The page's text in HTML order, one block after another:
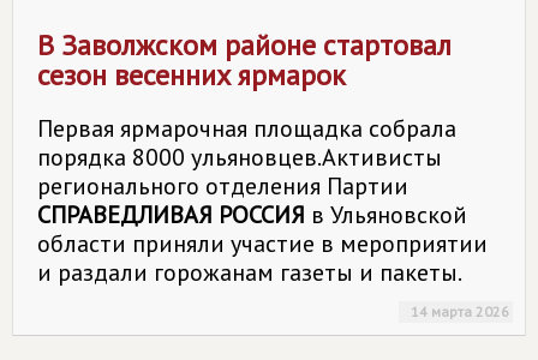
В Заволжском районе стартовал
сезон весенних ярмарок
Первая ярмарочная площадка собрала
порядка 8000 ульяновцев.Активисты
регионального отделения Партии
СПРАВЕДЛИВАЯ РОССИЯ в Ульяновской
области приняли участие в мероприятии
и раздали горожанам газеты и пакеты.
14 марта 2026